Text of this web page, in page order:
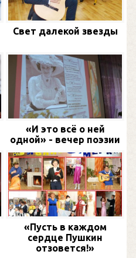
Свет далекой звезды
«И это всё о ней
одной» - вечер поэзии
«Пусть в каждом
сердце Пушкин
отзовется!»